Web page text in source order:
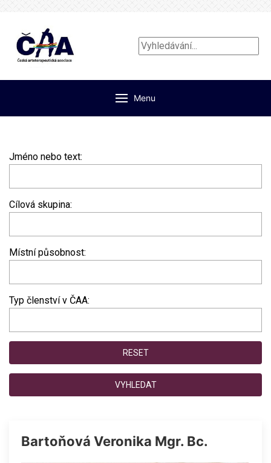
Vyhledávání...
Menu
Jméno nebo text:
Cílová skupina:
Místní působnost:
Typ členství v ČAA:
RESET
VYHLEDAT
Bartoňová Veronika Mgr. Bc.